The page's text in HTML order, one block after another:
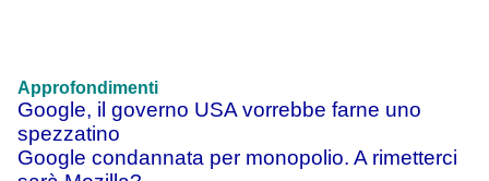
Approfondimenti
Google, il governo USA vorrebbe farne uno
spezzatino
Google condannata per monopolio. A rimetterci